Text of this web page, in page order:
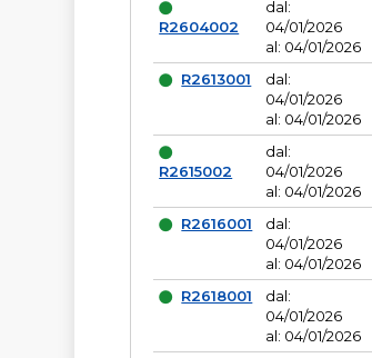
R2604002
dal:
04/01/2026
al: 04/01/2026
R2613001
dal:
04/01/2026
al: 04/01/2026
R2615002
dal:
04/01/2026
al: 04/01/2026
R2616001
dal:
04/01/2026
al: 04/01/2026
R2618001
dal:
04/01/2026
al: 04/01/2026